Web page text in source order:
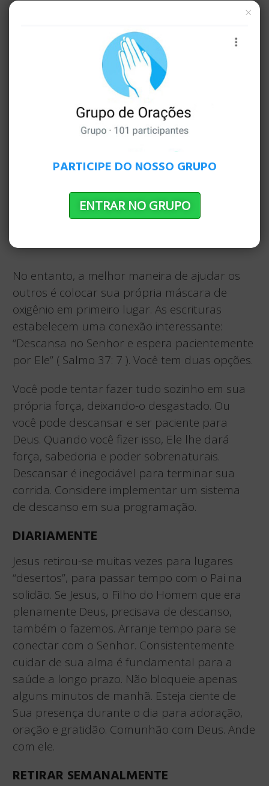
No entanto, a melhor maneira de ajudar os
outros é colocar sua própria máscara de
oxigênio em primeiro lugar. As escrituras
estabelecem uma conexão interessante:
“Descansa no Senhor e espera pacientemente
por Ele” ( Salmo 37: 7 ). Você tem duas opções.
Você pode tentar fazer tudo sozinho em sua
própria força, deixando-o desgastado. Ou
você pode descansar e ser paciente para
Deus. Quando você fizer isso, Ele lhe dará
força, sabedoria e poder sobrenaturais.
Descansar é inegociável para terminar sua
corrida. Considere implementar um sistema
de descanso em sua programação.
DIARIAMENTE
Jesus retirou-se muitas vezes para lugares
“desertos”, para passar tempo com o Pai na
solidão. Se Jesus, o Filho do Homem que era
plenamente Deus, precisava de descanso,
também o fazemos. Arranje tempo para se
conectar com o Senhor. Consistentemente
cuidar de sua alma é fundamental para a
saúde a longo prazo. Não bloqueie apenas
alguns minutos de manhã. Esteja ciente de
Sua presença durante o dia para adoração,
oração e gratidão. Comunhão com Deus. Ande
com ele.
RETIRAR SEMANALMENTE
×
PARTICIPE DO NOSSO GRUPO
ENTRAR NO GRUPO